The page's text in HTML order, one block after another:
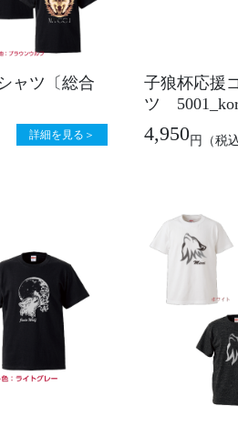
ャツ〔総合
詳細を見る＞
子狼杯応援
ツ
4,950円 （税